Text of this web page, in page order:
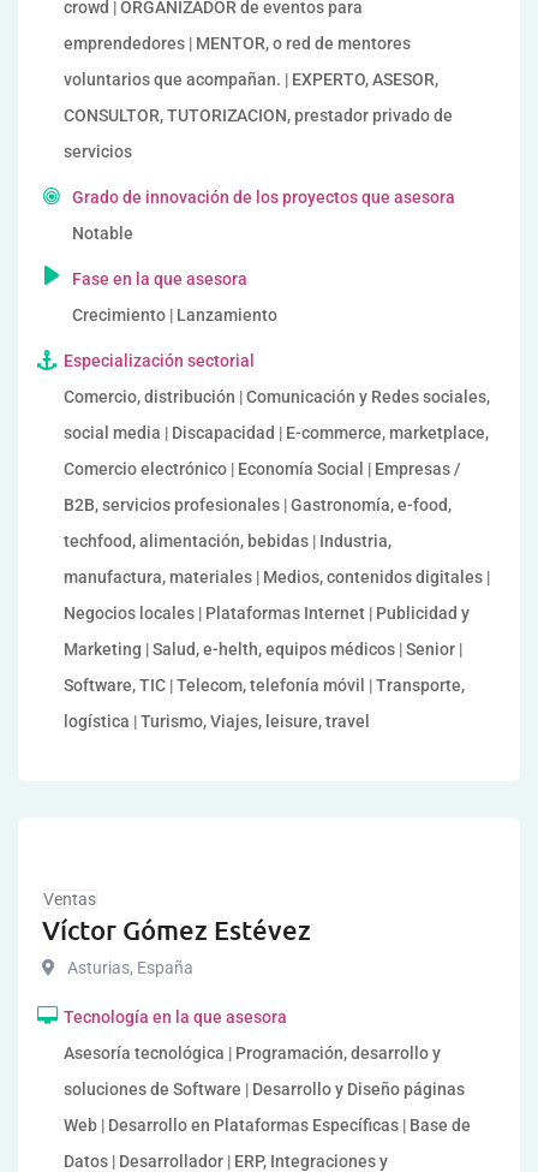
crowd | ORGANIZADOR de eventos para
emprendedores | MENTOR, o red de mentores
voluntarios que acompañan. | EXPERTO, ASESOR,
CONSULTOR, TUTORIZACION, prestador privado de
servicios
Grado de innovación de los proyectos que asesora
Notable
Fase en la que asesora
Crecimiento | Lanzamiento
Especialización sectorial
Comercio, distribución | Comunicación y Redes sociales,
social media | Discapacidad | E-commerce, marketplace,
Comercio electrónico | Economía Social | Empresas /
B2B, servicios profesionales | Gastronomía, e-food,
techfood, alimentación, bebidas | Industria,
manufactura, materiales | Medios, contenidos digitales |
Negocios locales | Plataformas Internet | Publicidad y
Marketing | Salud, e-helth, equipos médicos | Senior |
Software, TIC | Telecom, telefonía móvil | Transporte,
logística | Turismo, Viajes, leisure, travel
Ventas
Víctor Gómez Estévez
Asturias, España
Tecnología en la que asesora
Asesoría tecnológica | Programación, desarrollo y
soluciones de Software | Desarrollo y Diseño páginas
Web | Desarrollo en Plataformas Específicas | Base de
Datos | Desarrollador | ERP, Integraciones y